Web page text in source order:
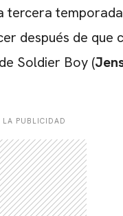
tercera
después de que
Soldier Boy (
PUBLICIDAD